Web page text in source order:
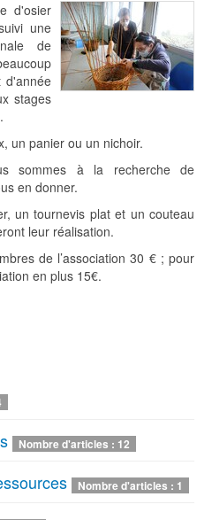
d'osier
une
de
d'année
stages
un panier ou un nichoir.
sommes à la recherche de
en donner.
un tournevis plat et un couteau
leur réalisation.
de l’association 30 € ; pour
en plus 15€.
Nombre d'articles : 12
Nombre d'articles : 1